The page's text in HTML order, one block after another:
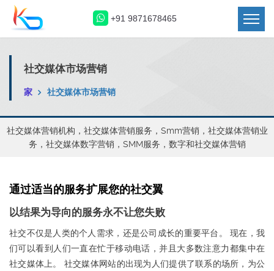
+91 9871678465
社交媒体市场营销
家 社交媒体市场营销
社交媒体营销机构，社交媒体营销服务，Smm营销，社交媒体营销业
务，社交媒体数字营销，SMM服务，数字和社交媒体营销
通过适当的服务扩展您的社交翼
以结果为导向的服务永不让您失败
社交不仅是人类的个人需求，还是公司成长的重要平台。 现在，我
们可以看到人们一直在忙于移动电话，并且大多数注意力都集中在
社交媒体上。 社交媒体网站的出现为人们提供了联系的场所，为公